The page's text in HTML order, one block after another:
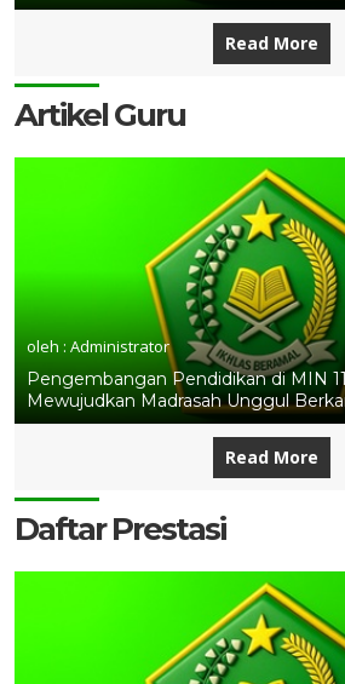
Read More
Artikel Guru
oleh : Administrator
Pengembangan Pendidikan di MIN
Mewujudkan Madrasah Unggul
Read More
Daftar Prestasi